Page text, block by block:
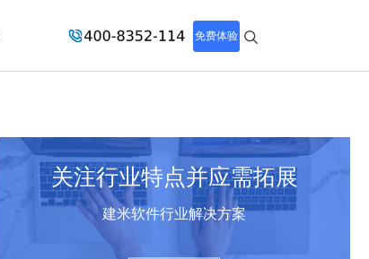
免费体验
关注行业特点并应需拓展
建米软件行业解决方案